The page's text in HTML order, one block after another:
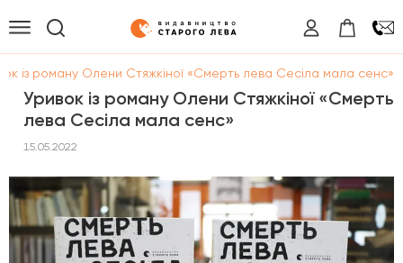
із роману Олени Стяжкіної «Смерть лева Сесіла мала сенс»
Уривок із роману Олени Стяжкіної «Смерть
лева Сесіла мала сенс»
15.05.2022